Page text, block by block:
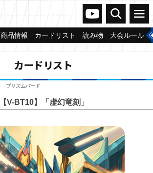
ヴァンガードch
検索 メニュー
商品情報 カードリスト 読み物 大会ルール
カードリスト
プリズムバード
【V-BT10】「虚幻竜刻」